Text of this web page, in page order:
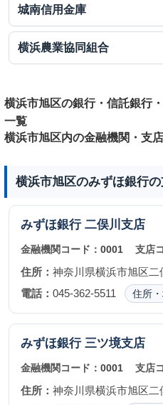
城南信用金庫
横浜農業協同組合
横浜市旭区の銀行・信託銀行
一覧
横浜市旭区内の金融機関・支
横浜市旭区のみずほ銀行
みずほ銀行 二俣川支店
金融機関コード： 0001 支店
住所： 神奈川県横浜市旭区二
電話： 045-362-5511 住所
みずほ銀行 三ツ境支店
金融機関コード： 0001 支店
住所： 神奈川県横浜市旭区二